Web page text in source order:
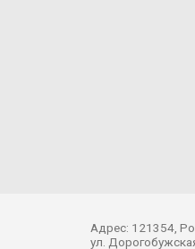
Адрес: 121354,
ул.